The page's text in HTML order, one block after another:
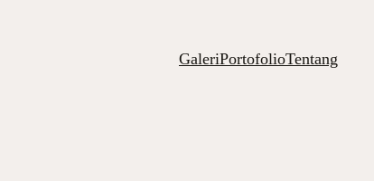
GaleriPortofolioTentang